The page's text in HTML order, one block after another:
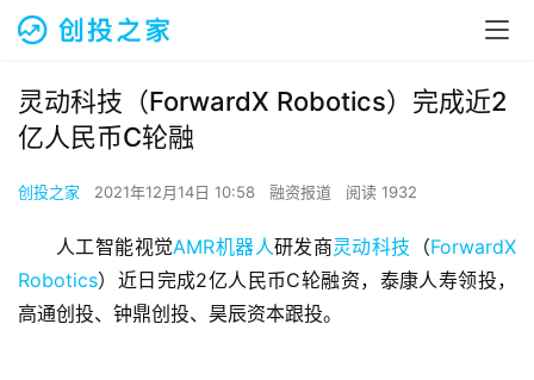
灵动科技（ForwardX Robotics）完成近2
亿人民币C轮融
创投之家 2021年12月14日 10:58 融资报道 阅读 1932
人工智能视觉AMR机器人研发商灵动科技 （ForwardX
Robotics）近日完成2亿人民币C轮融资，泰康人寿领投，
高通创投、钟鼎创投、昊辰资本跟投。